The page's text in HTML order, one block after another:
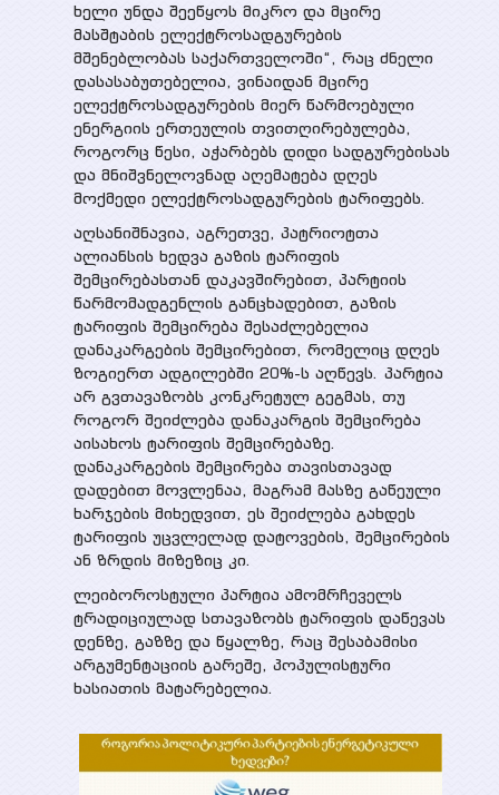
ხელი უნდა შეეწყოს მიკრო და მცირე
მასშტაბის ელექტროსადგურების
მშენებლობას საქართველოში“, რაც ძნელი
დასასაბუთებელია, ვინაიდან მცირე
ელექტროსადგურების მიერ წარმოებული
ენერგიის ერთეულის თვითღირებულება,
როგორც წესი, აჭარბებს დიდი სადგურებისას
და მნიშვნელოვნად აღემატება დღეს
მოქმედი ელექტროსადგურების ტარიფებს.
აღსანიშნავია, აგრეთვე, პატრიოტთა
ალიანსის ხედვა გაზის ტარიფის
შემცირებასთან დაკავშირებით, პარტიის
წარმომადგენლის განცხადებით, გაზის
ტარიფის შემცირება შესაძლებელია
დანაკარგების შემცირებით, რომელიც დღეს
ზოგიერთ ადგილებში 20%-ს აღწევს. პარტია
არ გვთავაზობს კონკრეტულ გეგმას, თუ
როგორ შეიძლება დანაკარგის შემცირება
აისახოს ტარიფის შემცირებაზე.
დანაკარგების შემცირება თავისთავად
დადებით მოვლენაა, მაგრამ მასზე გაწეული
ხარჯების მიხედვით, ეს შეიძლება გახდეს
ტარიფის უცვლელად დატოვების, შემცირების
ან ზრდის მიზეზიც კი.
ლეიბოროსტული პარტია ამომრჩეველს
ტრადიციულად სთავაზობს ტარიფის დაწევას
დენზე, გაზზე და წყალზე, რაც შესაბამისი
არგუმენტაციის გარეშე, პოპულისტური
ხასიათის მატარებელია.